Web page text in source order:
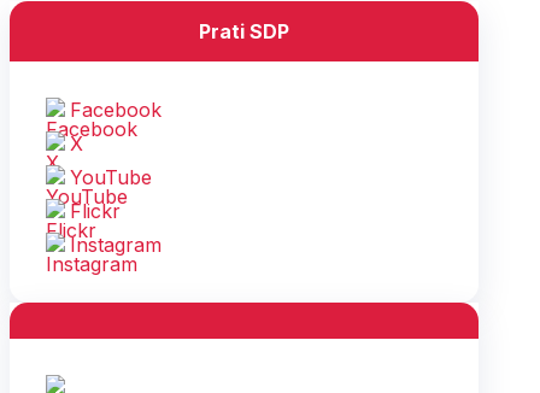
Prati SDP
Facebook
X
YouTube
Flickr
Instagram